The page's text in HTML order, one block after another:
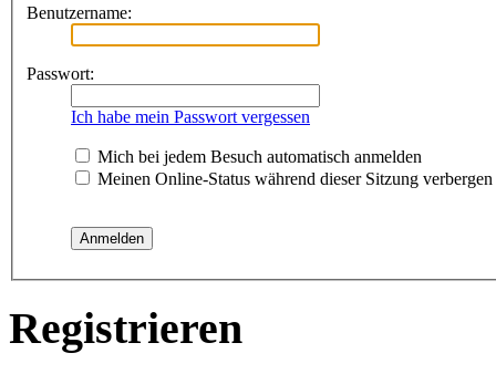
Benutzername:
Passwort:
Ich habe mein Passwort vergessen
Mich bei jedem Besuch automatisch anmelden
Meinen Online-Status während dieser Sitzung verbergen
Registrieren